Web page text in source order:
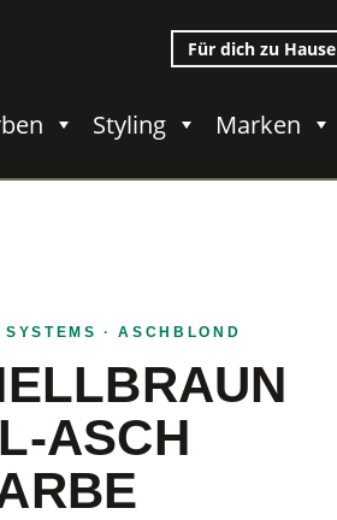
Für dich zu Hause
Styling Marken
· ASCHBLOND
ASCH